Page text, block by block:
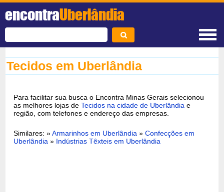
encontraUberlândia
Tecidos em Uberlândia
Para facilitar sua busca o Encontra Minas Gerais selecionou
as melhores lojas deTecidos na cidade de Uberlândia e
região, com telefones e endereço das empresas.
Similares: »Armarinhos em Uberlândia »Confecções em
Uberlândia » Indústrias Têxteis em Uberlândia